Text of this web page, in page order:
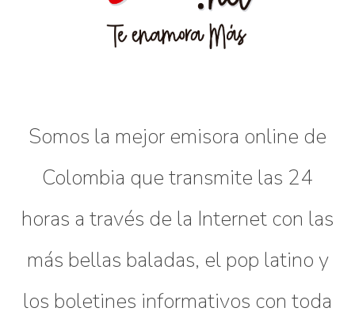
Somos la mejor emisora online de
Colombia que transmite las 24
horas a través de la Internet con las
más bellas baladas, el pop latino y
los boletines informativos con toda